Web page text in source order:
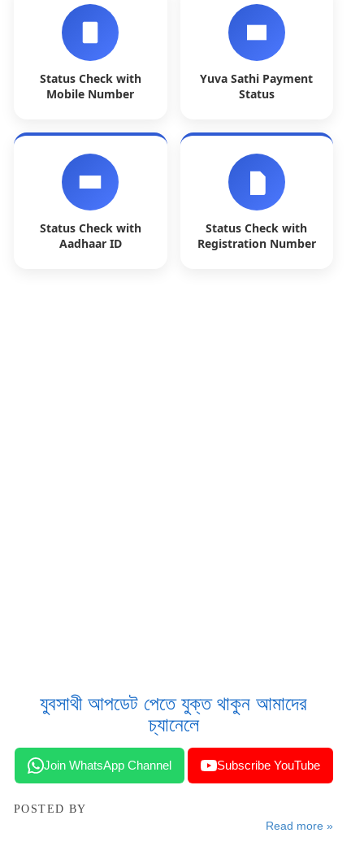
Status Check with
Mobile Number
Yuva Sathi Payment
Status
Status Check with
Aadhaar ID
Status Check with
Registration Number
যুবসাথী আপডেট পেতে যুক্ত থাকুন আমাদের
চ্যানেলে
Join WhatsApp Channel Subscribe YouTube
POSTED BY
Read more »